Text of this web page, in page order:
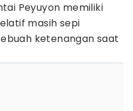
Peyuyon memiliki
masih sepi
ketenangan saat